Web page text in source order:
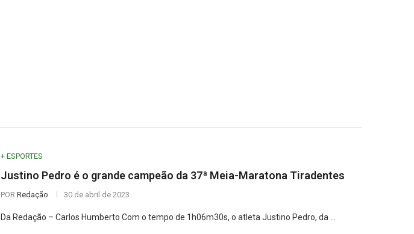
+ ESPORTES
Justino Pedro é o grande campeão da 37ª Meia-Maratona Tiradentes
PORRedação 30 de abril de 2023
Da Redação – Carlos Humberto Com o tempo de 1h06m30s, o atleta Justino Pedro, da …